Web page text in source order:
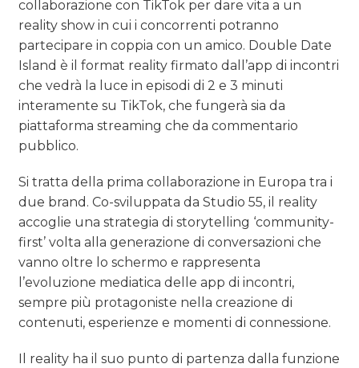
collaborazione con TikTok per dare vita a un
reality show in cui i concorrenti potranno
partecipare in coppia con un amico. Double Date
Island è il format reality firmato dall’app di incontri
che vedrà la luce in episodi di 2 e 3 minuti
interamente su TikTok, che fungerà sia da
piattaforma streaming che da commentario
pubblico.
Si tratta della prima collaborazione in Europa tra i
due brand. Co-sviluppata da Studio 55, il reality
accoglie una strategia di storytelling ‘community-
first’ volta alla generazione di conversazioni che
vanno oltre lo schermo e rappresenta
l’evoluzione mediatica delle app di incontri,
sempre più protagoniste nella creazione di
contenuti, esperienze e momenti di connessione.
Il reality ha il suo punto di partenza dalla funzione